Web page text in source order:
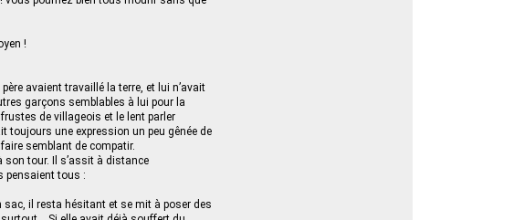
!
avaient travaillé la terre, et lui n’avait
garçons semblables à lui pour la
de villageois et le lent parler
toujours une expression un peu gênée de
semblant de compatir.
son tour. Il s’assit à distance
pensaient tous :
sac, il resta hésitant et se mit à poser des